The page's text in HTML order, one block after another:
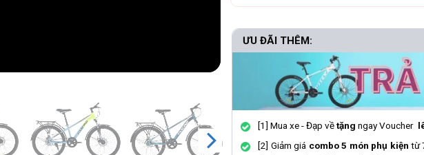
ƯU ĐÃI THÊM:
[1] Mua xe - Đạp vềtặngngay Voucher
[2] Giảm giácombo 5 món phụ kiệntừ